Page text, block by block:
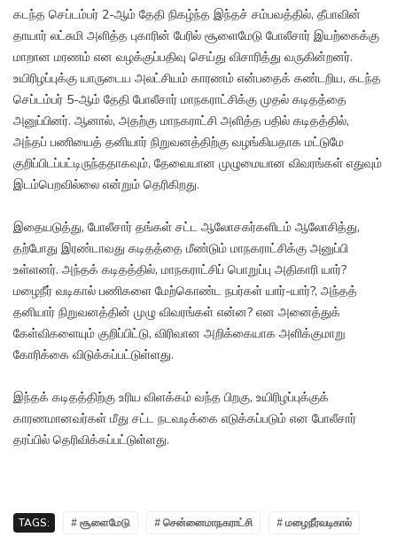
கடந்த செப்டம்பர் 2-ஆம் தேதி நிகழ்ந்த இந்தச் சம்பவத்தில், தீபாவின்
தாயார் லட்சுமி அளித்த புகாரின் பேரில் சூளைமேடு போலீசார் இயற்கைக்கு
மாறான மரணம் என வழக்குப்பதிவு செய்து விசாரித்து வருகின்றனர்.
உயிரிழப்புக்கு யாருடைய அலட்சியம் காரணம் என்பதைக் கண்டறிய, கடந்த
செப்டம்பர் 5-ஆம் தேதி போலீசார் மாநகராட்சிக்கு முதல் கடிதத்தை
அனுப்பினர். ஆனால், அதற்கு மாநகராட்சி அளித்த பதில் கடிதத்தில்,
அந்தப் பணியைத் தனியார் நிறுவனத்திற்கு வழங்கியதாக மட்டுமே
குறிப்பிடப்பட்டிருந்ததாகவும், தேவையான முழுமையான விவரங்கள் எதுவும்
இடம்பெறவில்லை என்றும் தெரிகிறது.
இதையடுத்து, போலீசார் தங்கள் சட்ட ஆலோசகர்களிடம் ஆலோசித்து,
தற்போது இரண்டாவது கடிதத்தை மீண்டும் மாநகராட்சிக்கு அனுப்பி
உள்ளனர். அந்தக் கடிதத்தில், மாநகராட்சிப் பொறுப்பு அதிகாரி யார்?
மழைநீர் வடிகால் பணிகளை மேற்கொண்ட நபர்கள் யார்-யார்?, அந்தத்
தனியார் நிறுவனத்தின் முழு விவரங்கள் என்ன? என அனைத்துக்
கேள்விகளையும் குறிப்பிட்டு, விரிவான அறிக்கையாக அளிக்குமாறு
கோரிக்கை விடுக்கப்பட்டுள்ளது.
இந்தக் கடிதத்திற்கு உரிய விளக்கம் வந்த பிறகு, உயிரிழப்புக்குக்
காரணமானவர்கள் மீது சட்ட நடவடிக்கை எடுக்கப்படும் என போலீசார்
தரப்பில் தெரிவிக்கப்பட்டுள்ளது.
TAGS: # சூளைமேடு # சென்னைமாநகராட்சி # மழைநீர்வடிகால்